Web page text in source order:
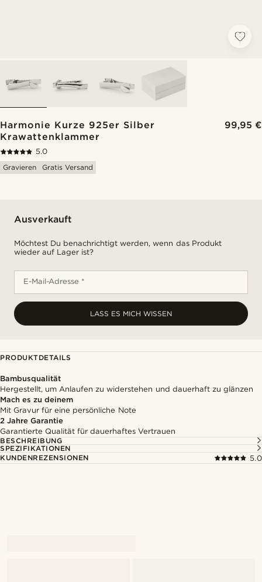
Harmonie Kurze 925er Silber
Krawattenklammer
99,95 €
5.0
Gravieren
Gratis Versand
Ausverkauft
Möchtest Du benachrichtigt werden, wenn das Produkt
wieder auf Lager ist?
E-Mail-Adresse *
LASS ES MICH WISSEN
PRODUKTDETAILS
Bambusqualität
Hergestellt, um Anlaufen zu widerstehen und dauerhaft zu glänzen
Mach es zu deinem
Mit Gravur für eine persönliche Note
2 Jahre Garantie
Garantierte Qualität für dauerhaftes Vertrauen
BESCHREIBUNG
SPEZIFIKATIONEN
KUNDENREZENSIONEN
5.0